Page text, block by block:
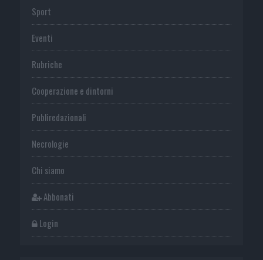
Sport
Eventi
Rubriche
Cooperazione e dintorni
Publiredazionali
Necrologie
Chi siamo
Abbonati
Login